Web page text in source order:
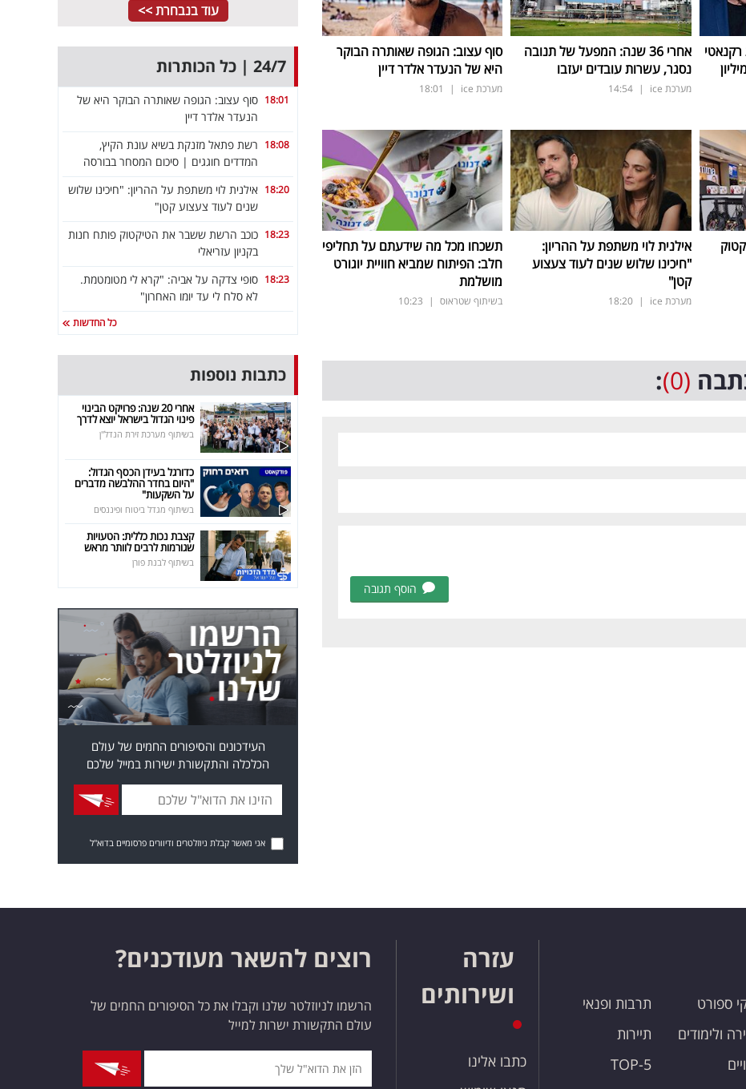
מכרה חצי ממניותיה ב-50 מיליון
אחרי 36 שנה: המפעל של תנובה
נסגר, עשרות עובדים יעזבו
מערכת ice |
14:54
סוף עצוב: הגופה שאותרה הבוקר
היא של הנעדר אלדר דיין
מערכת ice |
18:01
אילנית לוי משתפת על ההריון:
"חיכינו שלוש שנים לעוד צעצוע
קטן"
מערכת ice |
18:20
תשכחו מכל מה שידעתם על תחליפי
חלב: הפיתוח שמביא חוויית יוגורט
מושלמת
בשיתוף שטראוס |
10:23
(0)
:
הוסף תגובה
עוד בנבחרת >>
24/7 | כל הכותרות
18:01 סוף עצוב: הגופה שאותרה הבוקר היא של
הנעדר אלדר דיין
18:08 רשת פתאל מזנקת בשיא עונת הקיץ,
המדדים חוגגים | סיכום המסחר בבורסה
18:20 אילנית לוי משתפת על ההריון: "חיכינו שלוש
שנים לעוד צעצוע קטן"
18:23 כוכב הרשת ששבר את הטיקטוק פותח חנות
בקניון עזריאלי
18:23 סופי צדקה על אביה: "קרא לי מטומטמת.
לא סלח לי עד יומו האחרון"
כל החדשות
כתבות נוספות
אחרי 20 שנה: פרויקט הבינוי
פינוי הגדול בישראל יוצא לדרך
בשיתוף מערכת זירת הנדל"ן
כדורגל בעידן הכסף הגדול:
"היום בחדר ההלבשה מדברים
על השקעות"
בשיתוף מגדל ביטוח ופיננסים
קצבת נכות כללית: הטעויות
שגורמות לרבים לוותר מראש
בשיתוף לבנת פורן
העידכונים והסיפורים החמים של עולם
הכלכלה והתקשורת ישירות במייל שלכם
אני מאשר קבלת ניוזלטרים ודיוורים פרסומיים בדוא"ל
ספורט
ולימודים
תרבות ופנאי
תיירות
TOP-5
עזרה
ושירותים
כתבו אלינו
רוצים להשאר מעודכנים?
הרשמו לניוזלטר שלנו וקבלו את כל הסיפורים החמים של
עולם התקשורת ישרות למייל